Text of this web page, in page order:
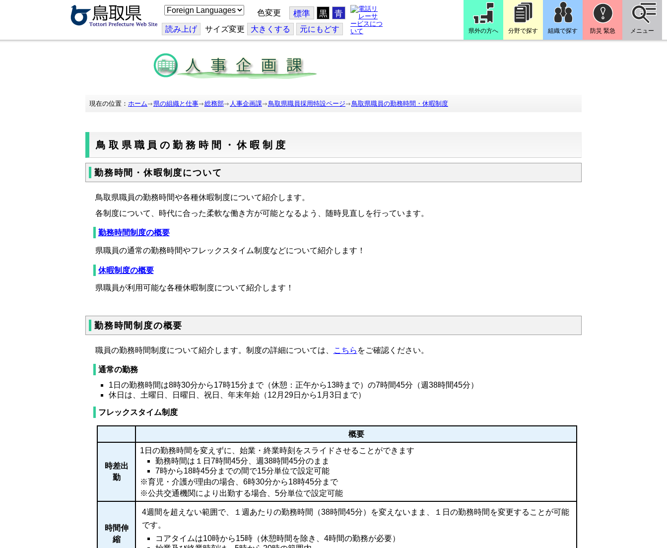
こ
の
ジ
を
訳
す
る
色変更 標準 黒 青
読み上げ サイズ変更 大きくする 元にもどす 県外の方へ 分野で探す 組織で探す 防災 緊急 メニュー
現在の位置： ホーム 県の組織と仕事 総務部 人事企画課 鳥取県職員採用特設ページ 鳥取県職員の勤務時間・休暇制度
鳥取県職員の勤務時間・休暇制度
勤務時間・休暇制度について
鳥取県職員の勤務時間や各種休暇制度について紹介します。
各制度について、時代に合った柔軟な働き方が可能となるよう、随時見直しを行っています。
勤務時間制度の概要
県職員の通常の勤務時間やフレックスタイム制度などについて紹介します！
休暇制度の概要
県職員が利用可能な各種休暇制度について紹介します！
勤務時間制度の概要
職員の勤務時間制度について紹介します。制度の詳細については、 こちら をご確認ください。
通常の勤務
1日の勤務時間は8時30分から17時15分まで（休憩：正午から13時まで）の7時間45分（週38時間45分）
休日は、土曜日、日曜日、祝日、年末年始（12月29日から1月3日まで）
フレックスタイム制度
概要
時差出
勤
1日の勤務時間を変えずに、始業・終業時刻をスライドさせることができます
勤務時間は１日7時間45分、週38時間45分のまま
7時から18時45分までの間で15分単位で設定可能
※育児・介護が理由の場合、6時30分から18時45分まで
※公共交通機関により出勤する場合、5分単位で設定可能
時間伸
縮
4週間を超えない範囲で、１週あたりの勤務時間（38時間45分）を変えないまま、１日の勤務時間を変更することが可能
です。
コアタイムは10時から15時（休憩時間を除き、4時間の勤務が必要）